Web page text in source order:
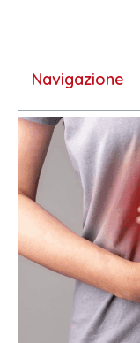
Navigazione